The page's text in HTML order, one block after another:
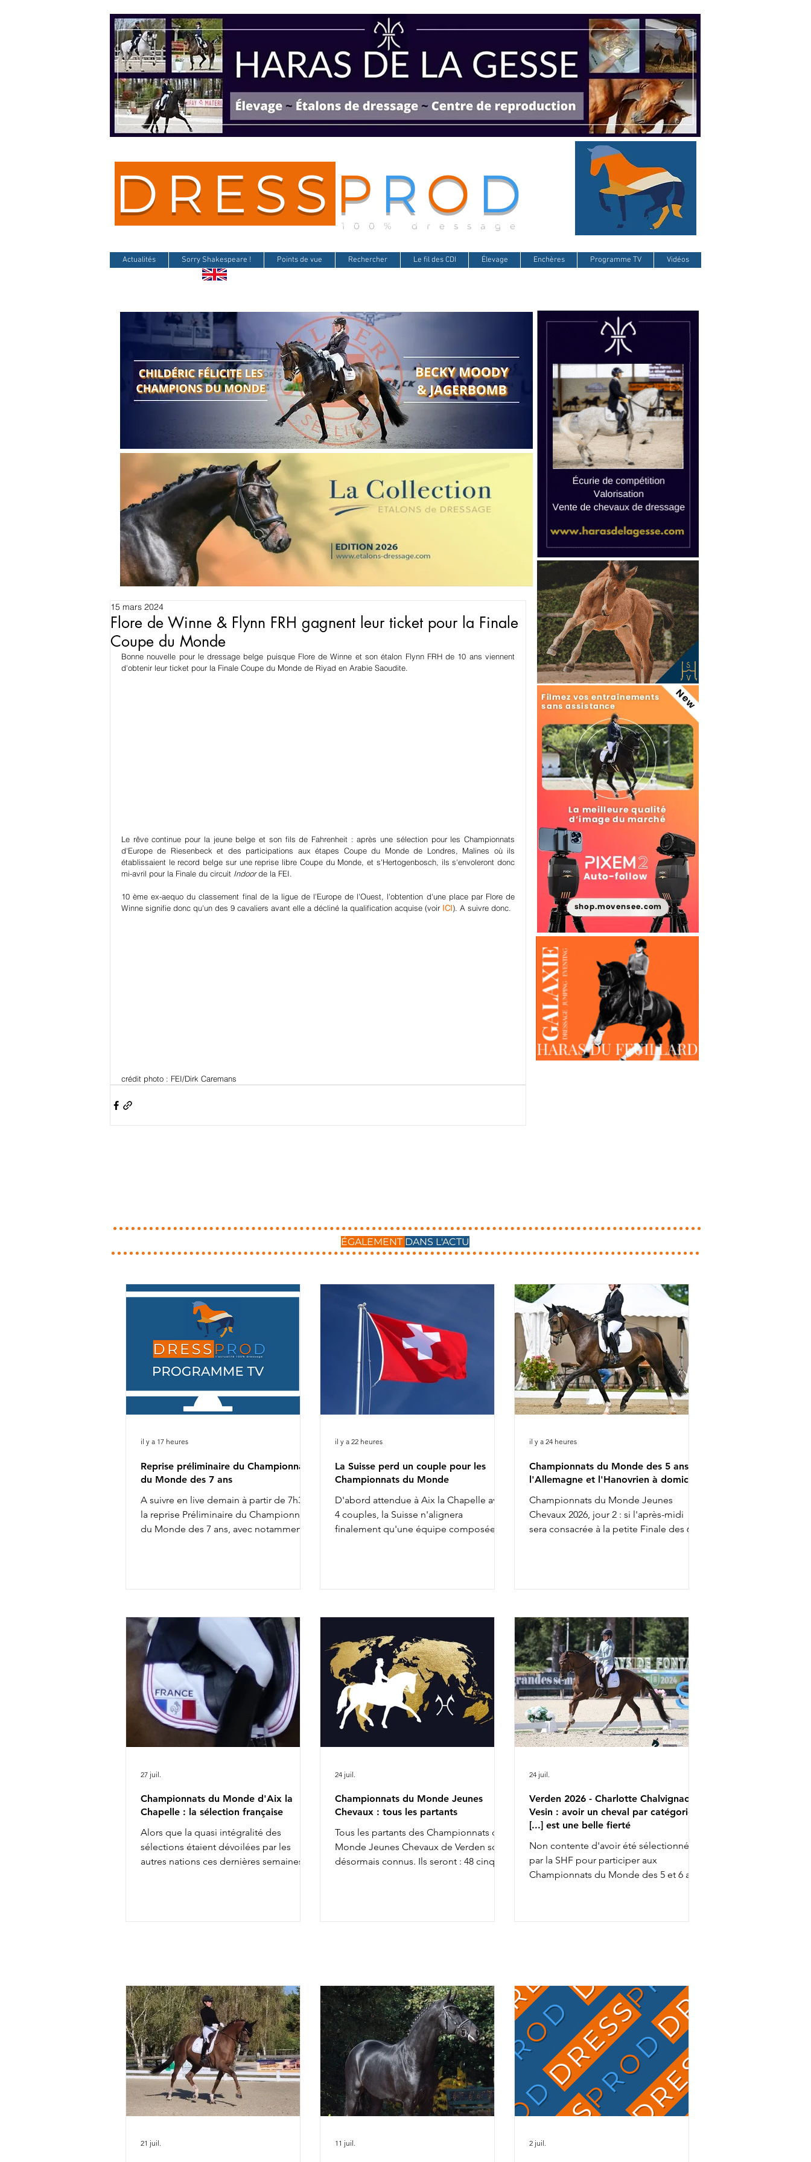
DRESS P RO D
100% dressage
Actualités Sorry Shakespeare ! Points de vue Rechercher Le fil des CDI Élevage Enchères Programme TV Vidéos
Flore de Winne & Flynn FRH gagnent leur ticket pour la Finale
Coupe du Monde
15 mars 2024
Bonne nouvelle pour le dressage belge puisque Flore de Winne et son étalon Flynn FRH de 10 ans viennent
d'obtenir leur ticket pour la Finale Coupe du Monde de Riyad en Arabie Saoudite.
Le rêve continue pour la jeune belge et son fils de Fahrenheit : après une sélection pour les Championnats
d'Europe de Riesenbeck et des participations aux étapes Coupe du Monde de Londres, Malines où ils
établissaient le record belge sur une reprise libre Coupe du Monde, et s'Hertogenbosch, ils s'envoleront donc
mi-avril pour la Finale du circuit Indoor de la FEI.
10 ème ex-aequo du classement final de la ligue de l'Europe de l'Ouest, l'obtention d'une place par Flore de
Winne signifie donc qu'un des 9 cavaliers avant elle a décliné la qualification acquise (voir ICI). A suivre donc.
crédit photo : FEI/Dirk Caremans
ÉGALEMENT DANS L'ACTU
Reprise préliminaire du Championnat
du Monde des 7 ans
A suivre en live demain à partir de 7h30 :
la reprise Préliminaire du Championnat
du Monde des 7 ans, avec notamment :
9h58 : Charlotte Dujardin & Secret Agent
des Paluds 11h28 : Dinja van Liere & Red
Viper 13h14 : Jeanna Hogberg &
Severucci HT 13h22 : Leonie Richter &
Glamdale WP Liste de départ complète
ICI
il y a 17 heures
La Suisse perd un couple pour les
Championnats du Monde
D'abord attendue à Aix la Chapelle avec
4 couples, la Suisse n'alignera
finalement qu'une équipe composée
Charlotte Lenherr & Dettori et Estelle
semaine prochaine les couleurs
Bonheur de la Vie ont en effet été retirés
de l'équipe nationale. Aucune réserve
n'a par ailleurs été appelée pour les
rempl
il y a 22 heures
Championnats du Monde des 5 ans :
l'Allemagne et l'Hanovrien à domicile
Championnats du Monde Jeunes
Chevaux 2026, jour 2 : si l'après-midi
sera consacrée à la petite Finale des 6
sans être exagérément exubérant
comment on pourrait être résumer
Einfach Imposant B, vainqueur
aujourd'hui de la reprise Préliminaire
des 5 ans avec Kira Laura Soddemann ;
la cavalière de 39 ans participe cette
semaine à son premier
il y a 24 heures
Championnats du Monde d'Aix la
Chapelle : la sélection française
Alors que la quasi intégralité des
sélections étaient dévoilées par les
autres nations ces dernières semaines,
de l'équipe de France des
Roussel & Bel Amour Jean Morel
commentait : " Nous sommes fiers de
présenter une é
27 juil.
Championnats du Monde Jeunes
Chevaux : tous les partants
Tous les partants des Championnats du
Monde Jeunes Chevaux de Verden sont
désormais connus. Ils seront : 48 cinq
24 juil.
Verden 2026 - Charlotte Chalvignac
Vesin : avoir un cheval par catégorie
[...] est une belle fierté
Non contente d'avoir été sélectionnée
par la SHF pour participer aux
Championnats du Monde des 5 et 6 ans
Chalvignac et Jean Vesin prendront
dans quelques jours la route de
l'Allemagne avec 1 cheval par catégo
24 juil.
21 juil. 11 juil. 2 juil.